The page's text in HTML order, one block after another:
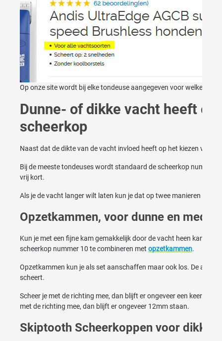
Op onze site wordt bij elke tondeuse aangegeven voor welke
Dunne- of dikke vacht heeft
scheerkop
Naast dat de dikte van de vacht invloed heeft op het kiezen van
Bij de meeste tondeuses wordt standaard de scheerkop nummer
vrij kort.
Als je de vacht langer wilt laten kun je dat op twee manieren
Opzetkammen, voor dunne en
Kun je met een fijne kam gemakkelijk door de vacht heen
scheerkop nummer 10 te combineren met opzetkammen.
Opzetkammen kun je als set aanschaffen maar ook los. De
scheert.
Scheer je met de richting mee, dan blijft er ongeveer een keer zo
met de richting mee, dan blijft er ongeveer 12mm staan.
Skiptooth Scheerkoppen voor dikke